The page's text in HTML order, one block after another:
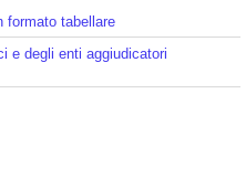
formato tabellare
e degli enti aggiudicatori